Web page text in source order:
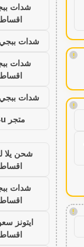
!
!
!
شدات
اقساط
شدات ببجي
شدات
اقساط
شدات ببجي
متجر 4u
شحن يلا
اقساط
شدات
اقساط
ايتونز
اقساط